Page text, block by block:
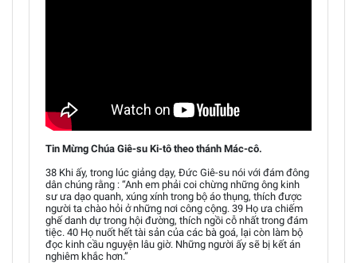
Tin Mừng Chúa Giê-su Ki-tô theo thánh Mác-cô.
38 Khi ấy, trong lúc giảng dạy, Đức Giê-su nói với đám đông
dân chúng rằng : “Anh em phải coi chừng những ông kinh
sư ưa dạo quanh, xúng xính trong bộ áo thụng, thích được
người ta chào hỏi ở những nơi công cộng. 39 Họ ưa chiếm
ghế danh dự trong hội đường, thích ngồi cỗ nhất trong đám
tiệc. 40 Họ nuốt hết tài sản của các bà goá, lại còn làm bộ
đọc kinh cầu nguyện lâu giờ. Những người ấy sẽ bị kết án
nghiêm khắc hơn.”